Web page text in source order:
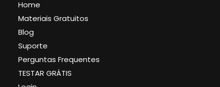
Home
Materiais Gratuitos
Blog
Suporte
Perguntas Frequentes
TESTAR GRÁTIS